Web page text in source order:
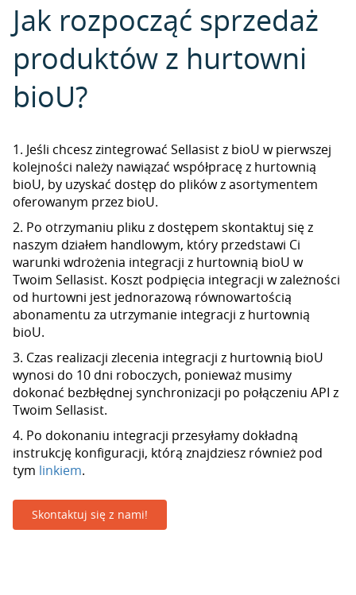
Jak rozpocząć sprzedaż
produktów z hurtowni
bioU?
1. Jeśli chcesz zintegrować Sellasist z bioU w pierwszej
kolejności należy nawiązać współpracę z hurtownią
bioU, by uzyskać dostęp do plików z asortymentem
oferowanym przez bioU.
2. Po otrzymaniu pliku z dostępem skontaktuj się z
naszym działem handlowym, który przedstawi Ci
warunki wdrożenia integracji z hurtownią bioU w
Twoim Sellasist. Koszt podpięcia integracji w zależności
od hurtowni jest jednorazową równowartością
abonamentu za utrzymanie integracji z hurtownią
bioU.
3. Czas realizacji zlecenia integracji z hurtownią bioU
wynosi do 10 dni roboczych, ponieważ musimy
dokonać bezbłędnej synchronizacji po połączeniu API z
Twoim Sellasist.
4. Po dokonaniu integracji przesyłamy dokładną
instrukcję konfiguracji, którą znajdziesz również pod
tym linkiem.
Skontaktuj się z nami!